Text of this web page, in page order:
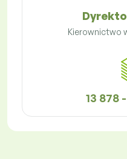
Kierownictwo
13 878